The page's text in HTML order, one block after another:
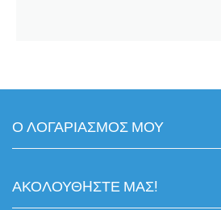
Ο ΛΟΓΑΡΙΑΣΜΟΣ ΜΟΥ
ΑΚΟΛΟΥΘHΣΤΕ ΜΑΣ!